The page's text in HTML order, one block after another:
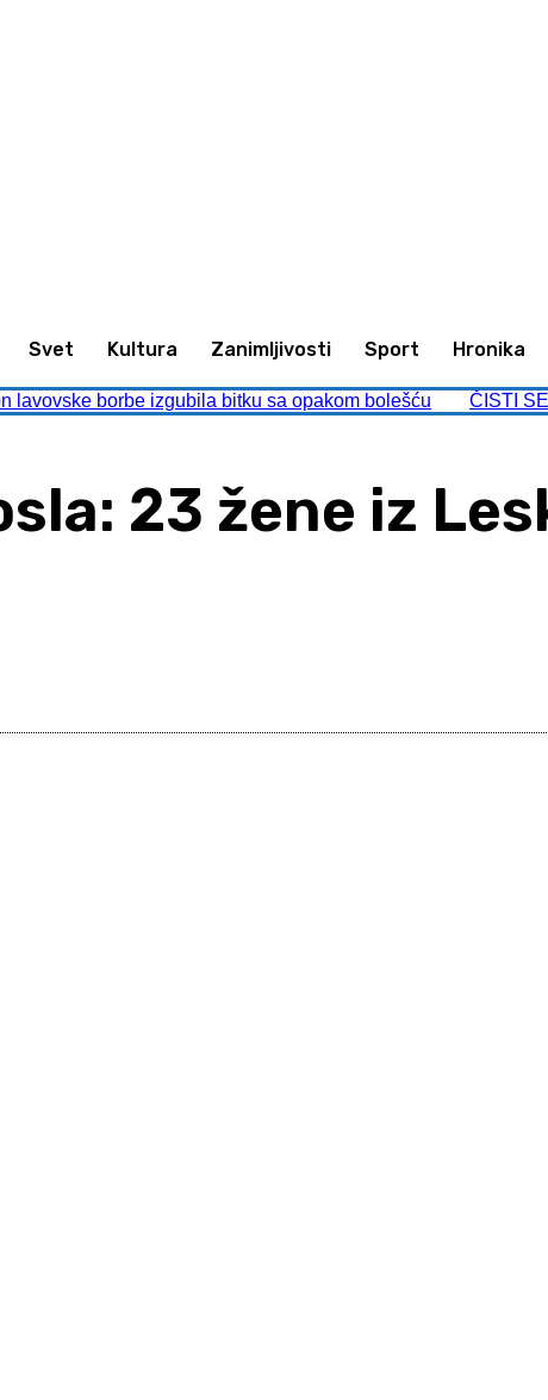
Svet Kultura Zanimljivosti Sport Hronika
lavovske borbe izgubila bitku sa opakom bolešću ČISTI
23 žene iz